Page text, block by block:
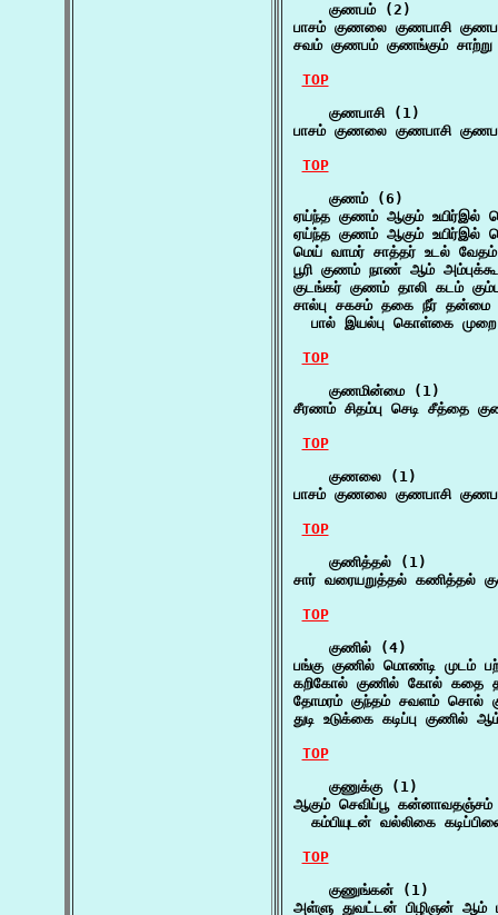
    குணபம் (2)
பாசம் குணலை குணபாசி
சவம் குணபம் குணங்கும்
TOP
    குணபாசி (1)
பாசம் குணலை குணபாசி
TOP
    குணம் (6)
ஏய்ந்த குணம் ஆகும்
ஏய்ந்த குணம் ஆகும்
மெய் வாமர் சாத்தர் உடல்
பூரி குணம் நாண் ஆம்
குடங்கர் குணம் தாலி கடம்
சால்பு சகசம் தகை நீர்
பால் இயல்பு கொள்கை
TOP
    குணமின்மை (1)
சீரணம் சிதம்பு செடி சீத்தை
TOP
    குணலை (1)
பாசம் குணலை குணபாசி
TOP
    குணித்தல் (1)
சார் வரையறுத்தல் கணித்தல்
TOP
    குணில் (4)
பங்கு குணில் மொண்டி முடம்
கறிகோல் குணில் கோல் கதை
தோமரம் குந்தம் சவளம் சொல்
துடி உடுக்கை கடிப்பு
TOP
    குணுக்கு (1)
ஆகும் செவிப்பூ கன்னாவதஞ்சம்
கம்பியுடன் வல்லிகை
TOP
    குணுங்கன் (1)
அள்ளு துவட்டன் பிழிஞன் ஆம்